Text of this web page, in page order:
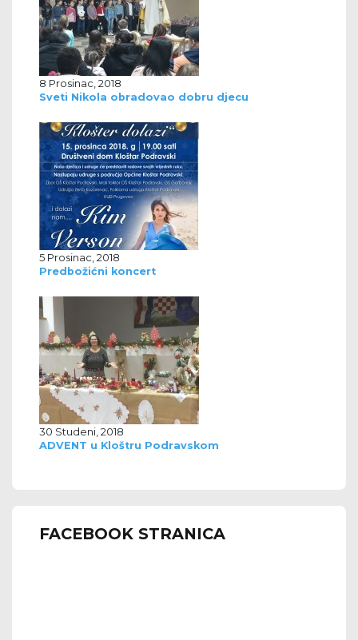
8 Prosinac, 2018
Sveti Nikola obradovao dobru djecu
5 Prosinac, 2018
Predbožićni koncert
30 Studeni, 2018
ADVENT u Kloštru Podravskom
FACEBOOK STRANICA